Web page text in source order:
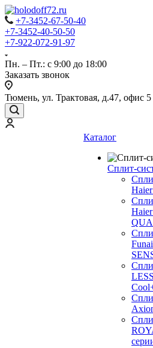
+7-3452-67-50-40
+7-3452-40-50-50
+7-922-072-91-97
Пн. – Пт.: с 9:00 до 18:00
Заказать звонок
Тюмень, ул. Трактовая, д.47, офис 5
Каталог
Сплит-